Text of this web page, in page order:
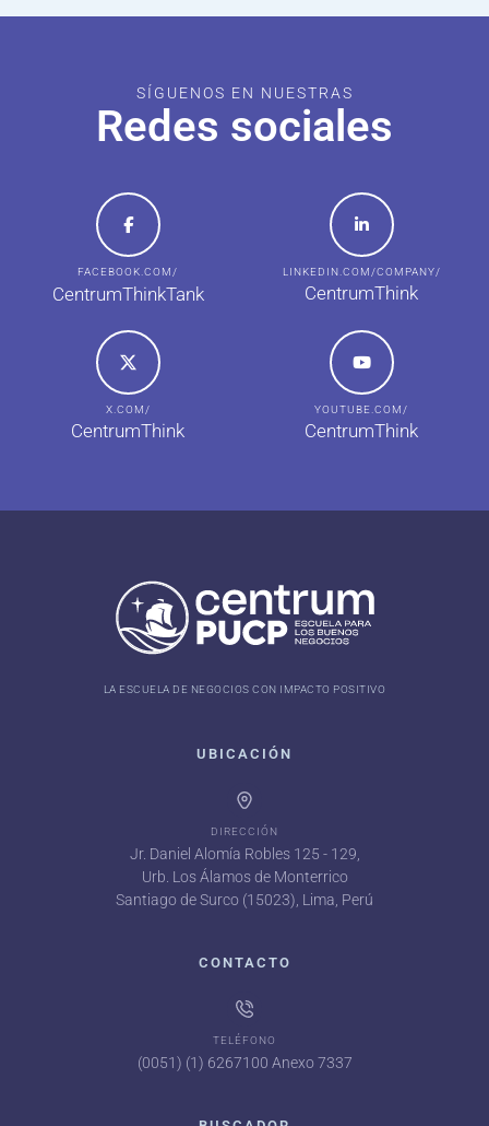
SÍGUENOS EN NUESTRAS
Redes sociales
FACEBOOK.COM/
CentrumThinkTank
LINKEDIN.COM/COMPANY/
CentrumThink
X.COM/
CentrumThink
YOUTUBE.COM/
CentrumThink
LA ESCUELA DE NEGOCIOS CON IMPACTO POSITIVO
UBICACIÓN
DIRECCIÓN
Jr. Daniel Alomía Robles 125 - 129,
Urb. Los Álamos de Monterrico
Santiago de Surco (15023), Lima, Perú
CONTACTO
TELÉFONO
(0051) (1) 6267100 Anexo 7337